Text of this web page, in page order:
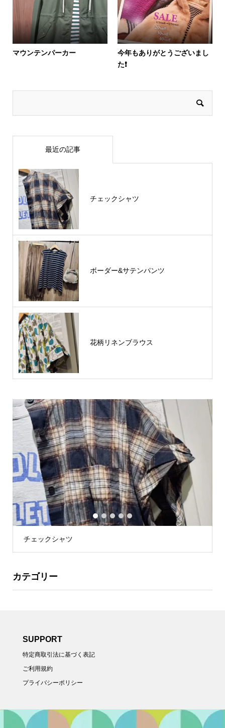
マウンテンパーカー
今年もありがとうございまし
た❗️
最近の記事
チェックシャツ
ボーダー&サテンパンツ
花柄リネンブラウス
チェックシャツ
1 2 3 4 5
カテゴリー
SUPPORT
特定商取引法に基づく表記
ご利用規約
プライバシーポリシー